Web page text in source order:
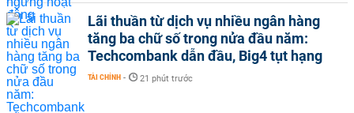
Lãi thuần từ dịch vụ nhiều ngân hàng
tăng ba chữ số trong nửa đầu năm:
Techcombank dẫn đầu, Big4 tụt hạng
TÀI CHÍNH - 21 phút trước